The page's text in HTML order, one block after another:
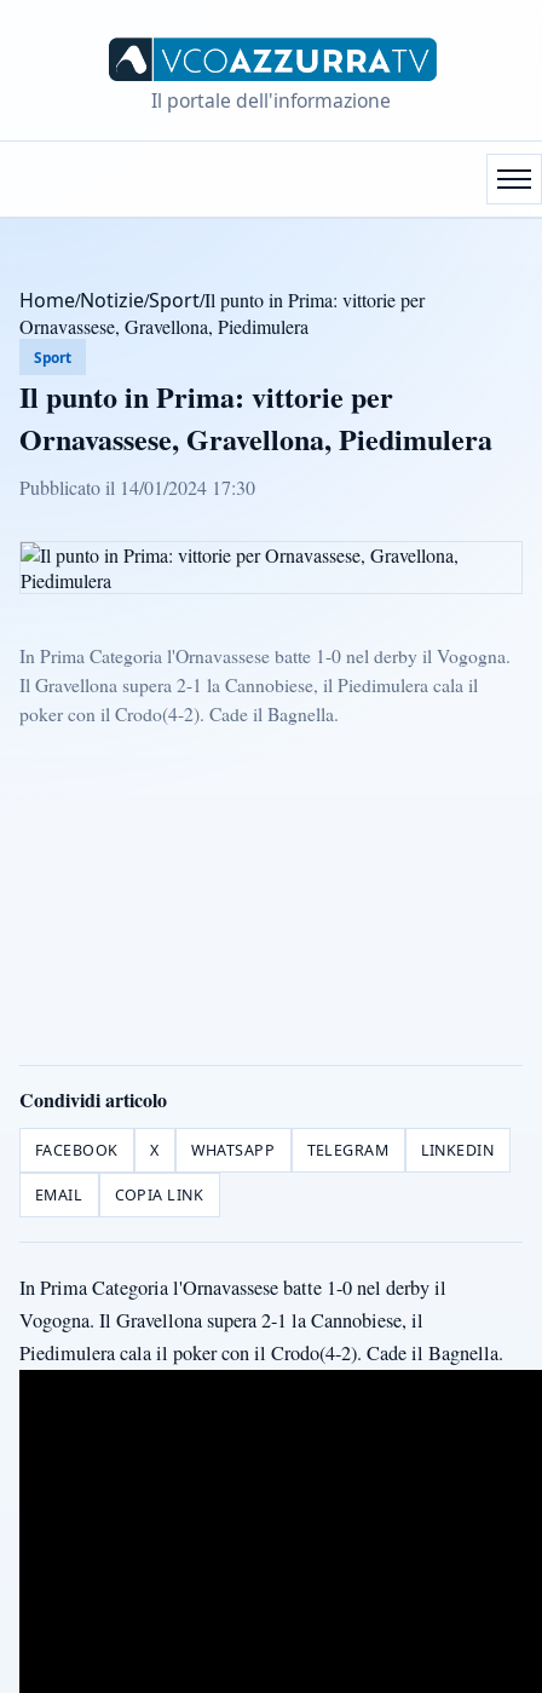
Il portale dell'informazione
Home/Notizie/Sport/Il punto in Prima: vittorie per
Ornavassese, Gravellona, Piedimulera
Sport
Il punto in Prima: vittorie per
Ornavassese, Gravellona, Piedimulera
Pubblicato il 14/01/2024 17:30
In Prima Categoria l'Ornavassese batte 1-0 nel derby il Vogogna.
Il Gravellona supera 2-1 la Cannobiese, il Piedimulera cala il
poker con il Crodo(4-2). Cade il Bagnella.
Condividi articolo
FACEBOOK X WHATSAPP TELEGRAM LINKEDIN
EMAIL COPIA LINK
In Prima Categoria l'Ornavassese batte 1-0 nel derby il
Vogogna. Il Gravellona supera 2-1 la Cannobiese, il
Piedimulera cala il poker con il Crodo(4-2). Cade il Bagnella.